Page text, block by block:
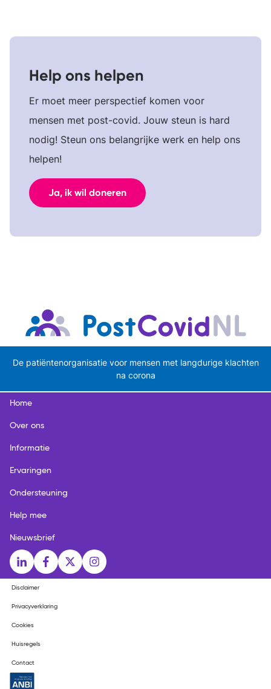
Help ons helpen
Er moet meer perspectief komen voor
mensen met post-covid. Jouw steun is hard
nodig! Steun ons belangrijke werk en help ons
helpen!
Ja, ik wil doneren
De patiëntenorganisatie voor mensen met langdurige klachten
na corona
Home
Over ons
Informatie
Ervaringen
Ondersteuning
Help mee
Nieuwsbrief
Social media links
LinkedInFacebook
X Instagram
Disclaimer
Privacyverklaring
Cookies
Huisregels
Contact